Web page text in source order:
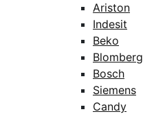
Ariston
Indesit
Beko
Blomberg
Bosch
Siemens
Candy